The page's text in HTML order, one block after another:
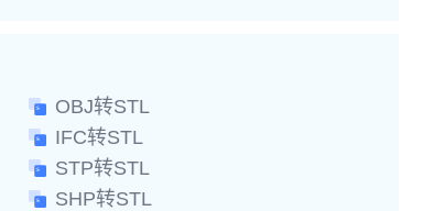
OBJ转STL
IFC转STL
STP转STL
SHP转STL